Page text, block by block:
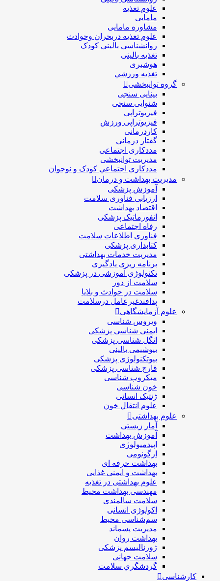
علوم تغذیه
مامایی
مشاوره مامایی
علوم تغذیه دربحران وحوادث
روانشناسی بالینی کودک
تغذیه بالینی
هوشبری
تغذيه ورزشي
گروه توانبخشی
بینایی سنجی
شنوایی سنجی
فیزیوتراپی
فیزیوتراپی ورزش
کاردرمانی
گفتار درمانی
مددکاری اجتماعی
مديريت توانبخشی
مددکاري اجتماعي کودک و نوجوان
مدیریت بهداشت و درمان
آموزش پزشکی
ارزیابی فناوری سلامت
اقتصاد بهداشت
انفورماتیک پزشکی
رفاه اجتماعی
فناوری اطلاعات سلامت
کتابداری پزشکی
مديريت خدمات بهداشتی
برنامه ریزی یادگیری
تکنولوژی آموزشی در پزشکی
سلامت از دور
سلامت در حوادث و بلایا
پدافندغیرعامل درسلامت
علوم آزمایشگاهی
ویروس شناسی
ایمنی شناسی پزشكی
انگل شناسی پزشکی
بیوشیمی بالینی
بیوتکنولوژی پزشکی
قارچ شناسی پزشکی
ميكروب شناسی
خون شناسی
ژنتیک انسانی
علوم انتقال خون
علوم بهداشتی
آمار زیستی
آموزش بهداشت
اپیدمیولوژی
ارگونومی
بهداشت حرفه ای
بهداشت و ایمنی غذایی
علوم بهداشتی در تغذیه
مهندسی بهداشت محيط
سلامت سالمندی
اکولوژی انسانی
سم‌شناسی محیط
مدیریت پسماند
بهداشت روان
ژورنالیسم پزشکی
سلامت جهانی
گردشگري سلامت
کارشناسی